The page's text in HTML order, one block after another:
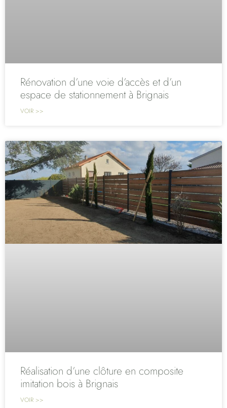
Rénovation d’une voie d’accès et d’un
espace de stationnement à Brignais
VOIR >>
Réalisation d’une clôture en composite
imitation bois à Brignais
VOIR >>